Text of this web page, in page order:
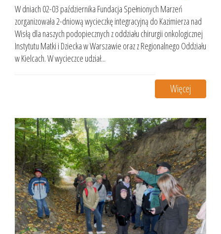
W dniach 02-03 października Fundacja Spełnionych Marzeń
zorganizowała 2-dniową wycieczkę integracyjną do Kazimierza nad
Wisłą dla naszych podopiecznych z oddziału chirurgii onkologicznej
Instytutu Matki i Dziecka w Warszawie oraz z Regionalnego Oddziału
w Kielcach. W wycieczce udział...
Więcej